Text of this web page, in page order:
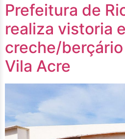
Prefeitura de
realiza vistoria
creche/
Vila Acre